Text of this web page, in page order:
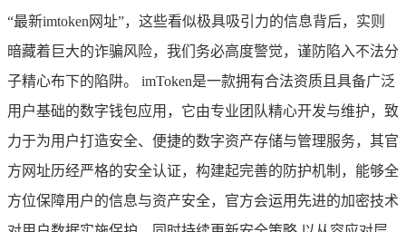
“最新imtoken网址”，这些看似极具吸引力的信息背后，实则
暗藏着巨大的诈骗风险，我们务必高度警觉，谨防陷入不法分
子精心布下的陷阱。 imToken是一款拥有合法资质且具备广泛
用户基础的数字钱包应用，它由专业团队精心开发与维护，致
力于为用户打造安全、便捷的数字资产存储与管理服务，其官
方网址历经严格的安全认证，构建起完善的防护机制，能够全
方位保障用户的信息与资产安全，官方会运用先进的加密技术